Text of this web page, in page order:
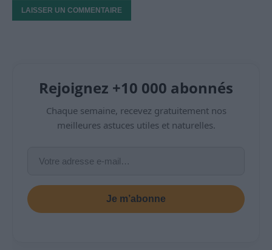
Rejoignez +10 000 abonnés
Chaque semaine, recevez gratuitement nos
meilleures astuces utiles et naturelles.
Je m’abonne